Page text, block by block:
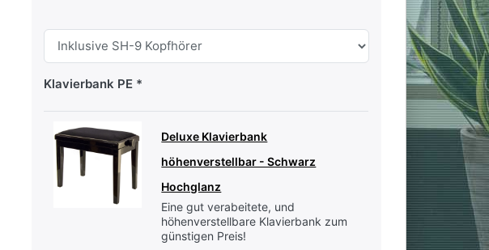
Klavierbank PE
Deluxe Klavierbank
höhenverstellbar - Schwarz
Hochglanz
Eine gut verabeitete, und
höhenverstellbare Klavierbank zum
günstigen Preis!